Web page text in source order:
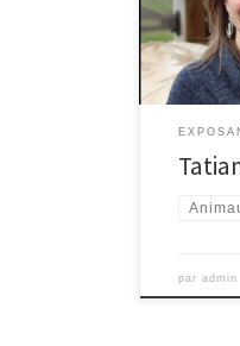
paradmin